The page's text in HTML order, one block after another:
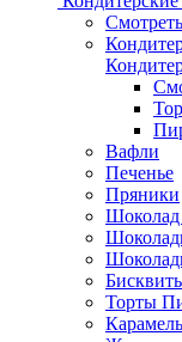
Вафли
Печенье
Пряники
Шоколад
Торты